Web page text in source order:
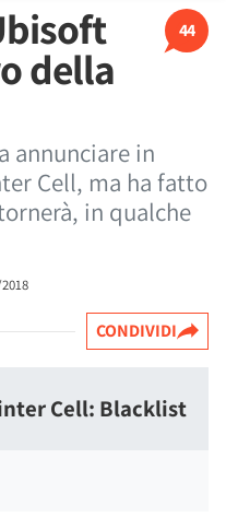
44
della
annunciare in
Cell, ma ha fatto
in qualche
CONDIVIDI
Cell: Blacklist